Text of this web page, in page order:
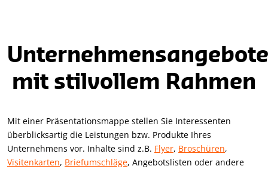
Unternehmensangebote
mit stilvollem Rahmen
Mit einer Präsentationsmappe stellen Sie Interessenten
überblicksartig die Leistungen bzw. Produkte Ihres
Unternehmens vor. Inhalte sind z.B. Flyer, Broschüren,
Visitenkarten, Briefumschläge, Angebotslisten oder andere